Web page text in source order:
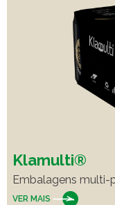
Klamulti®
Embalagens multi-
VER MAIS